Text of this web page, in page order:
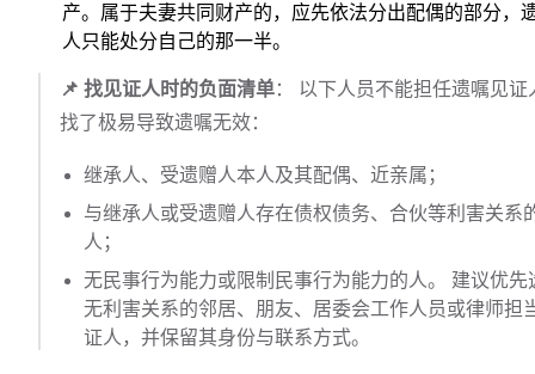
产。属于夫妻共同财产的，应先依法分出配偶的部分，
人只能处分自己的那一半。
📌 找见证人时的负面清单： 以下人员不能担任遗嘱见证
找了极易导致遗嘱无效：
继承人、受遗赠人本人及其配偶、近亲属；
与继承人或受遗赠人存在债权债务、合伙等利害关系
人；
无民事行为能力或限制民事行为能力的人。 建议优先
无利害关系的邻居、朋友、居委会工作人员或律师担
证人，并保留其身份与联系方式。